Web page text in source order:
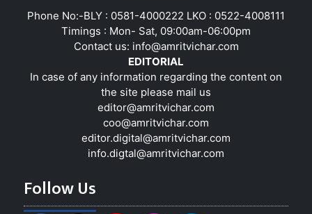
Phone No:-BLY : 0581-4000222 LKO : 0522-4008111
Timings : Mon- Sat, 09:00am-06:00pm
Contact us: info@amritvichar.com
EDITORIAL
In case of any information regarding the content on
the site please mail us
editor@amritvichar.com
coo@amritvichar.com
editor.digital@amritvichar.com
info.digtal@amritvichar.com
Follow Us